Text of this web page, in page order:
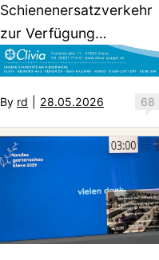
Schienenersatzverkehr
zur Verfügung…
68
By rd 28.05.2026